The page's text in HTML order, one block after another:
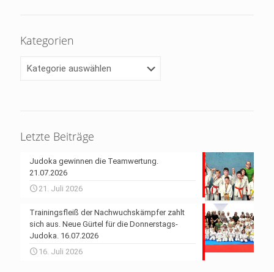
Kategorien
Letzte Beiträge
Judoka gewinnen die Teamwertung.
21.07.2026
21. Juli 2026
Trainingsfleiß der Nachwuchskämpfer zahlt
sich aus. Neue Gürtel für die Donnerstags-
Judoka. 16.07.2026
16. Juli 2026